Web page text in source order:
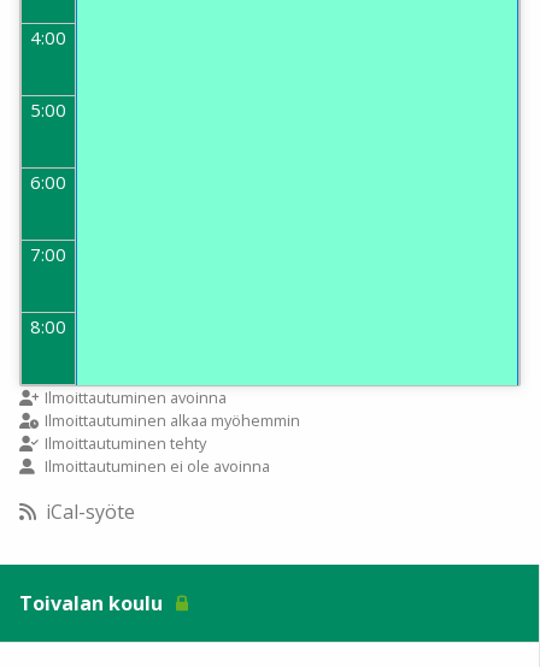
4:00
5:00
6:00
7:00
8:00
9:00
10:00
12:00
Ilmoittautuminen avoinna
Ilmoittautuminen alkaa myöhemmin
Ilmoittautuminen tehty
Ilmoittautuminen ei ole avoinna
iCal-syöte
Toivalan koulu